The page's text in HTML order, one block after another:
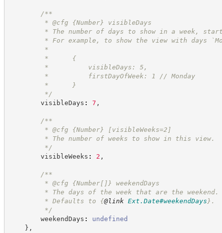
/**
* @cfg {Number}
visibleDays
* The number of days to show in a week,
* For example, to show the view with days
*
*      {
*          visibleDays: 5,
*          firstDayOfWeek: 1 // Monday
*      }
*/
visibleDays : 7 ,
/**
* @cfg {Number}
[visibleWeeks=2]
* The number of weeks to show in this view.
*/
visibleWeeks : 2 ,
/**
* @cfg {Number[]}
weekendDays
* The days of the week that are the weekend.
* Defaults to {@link Ext.Date#weekendDays } .
*/
weekendDays :
undefined
} ,